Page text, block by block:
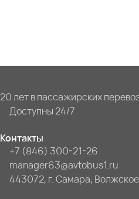
20 лет в пассажирских
Доступны 24/7
Контакты
+7 (846) 300-21-26
manager63@avtobus1.ru
443072, г. Самара,